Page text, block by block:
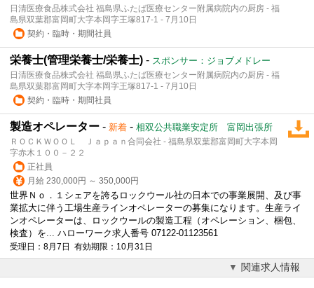
日清医療食品株式会社 福島県ふたば医療センター附属病院内の厨房 - 福
島県双葉郡富岡町大字本岡字王塚817-1 - 7月10日
契約・臨時・期間社員
栄養士(管理栄養士/栄養士) - スポンサー：ジョブメドレー
日清医療食品株式会社 福島県ふたば医療センター附属病院内の厨房 - 福
島県双葉郡富岡町大字本岡字王塚817-1 - 7月10日
契約・臨時・期間社員
製造オペレーター - 新着 - 相双公共職業安定所 富岡出張所
ＲＯＣＫＷＯＯＬ Ｊａｐａｎ合同会社 - 福島県双葉郡富岡町大字本岡
字赤木１００－２２
正社員
月給 230,000円 ～ 350,000円
世界Ｎｏ．１シェアを誇るロックウール社の日本での事業展開、及び事
業拡大に伴う工場生産ラインオペレーターの募集になります。生産ライ
ンオペレーターは、ロックウールの製造工程（オペレーション、梱包、
検査）を... ハローワーク求人番号 07122-01123561
受理日：8月7日 有効期限：10月31日
関連求人情報